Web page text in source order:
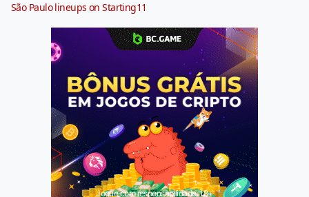
São Paulo lineups on Starting11
Jogue com responsabilidade. 18+